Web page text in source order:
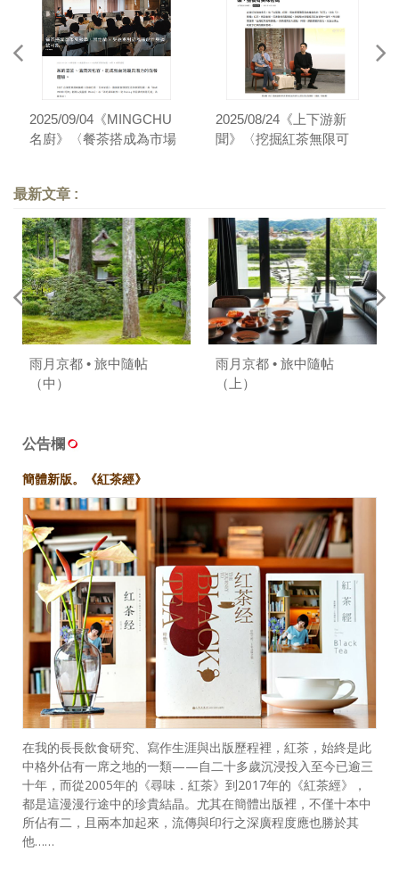
2025/09/04《MINGCHU
名廚》〈餐茶搭成為市場
2025/08/24《上下游新
聞》〈挖掘紅茶無限可
最新文章 :
雨月京都 • 旅中隨帖
（中）
雨月京都 • 旅中隨帖
（上）
公告欄
簡體新版。《紅茶經》
在我的長長飲食研究、寫作生涯與出版歷程裡，紅茶，始終是此
中格外佔有一席之地的一類——自二十多歲沉浸投入至今已逾三
十年，而從2005年的《尋味．紅茶》到2017年的《紅茶經》，
都是這漫漫行途中的珍貴結晶。尤其在簡體出版裡，不僅十本中
所佔有二，且兩本加起來，流傳與印行之深廣程度應也勝於其
他……